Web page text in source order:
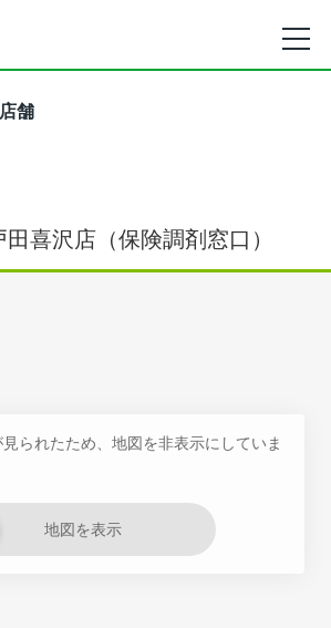
舗
喜沢店（保険調剤窓口）
られたため、地図を非表示にしていま
地図を表示